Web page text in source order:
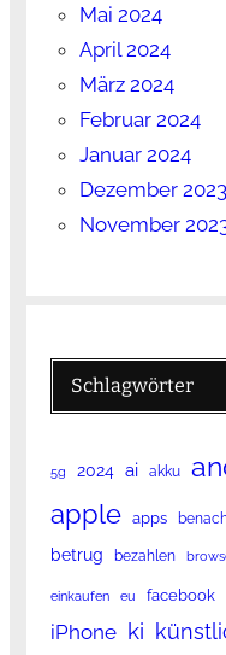
Mai 2024
April 2024
März 2024
Februar 2024
Januar 2024
Dezember 2023
November
Schlagwörter
5g 2024 ai akku
apple apps
betrug bezahlen
einkaufen eu facebook
iPhone ki